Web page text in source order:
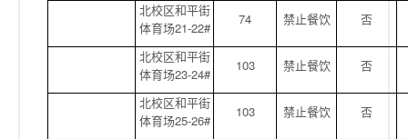
北校区和平街
体育场21-22#
74 禁止餐饮 否
北校区和平街
体育场23-24#
103 禁止餐饮 否
北校区和平街
体育场25-26#
103 禁止餐饮 否